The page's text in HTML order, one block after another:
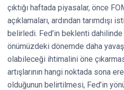
çıktığı haftada piyasalar, önce
açıklamaları, ardından tarımdışı
belirledi. Fed’in beklenti dahilinde
önümüzdeki dönemde daha yavaş
olabileceği ihtimalini öne
artışlarının hangi noktada sona
olduğunun belirtilmesi, Fed’in